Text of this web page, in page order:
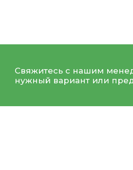
Свяжитесь с нашим
нужный вариант или